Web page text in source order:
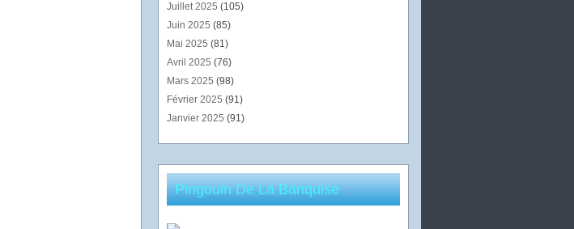
Juillet 2025 (105)
Juin 2025 (85)
Mai 2025 (81)
Avril 2025 (76)
Mars 2025 (98)
Février 2025 (91)
Janvier 2025 (91)
Pingouin De La Banquise